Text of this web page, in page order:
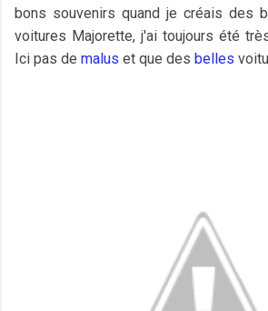
bons souvenirs quand je créais des
voitures Majorette, j'ai toujours été
Ici pas de malus et que des belles